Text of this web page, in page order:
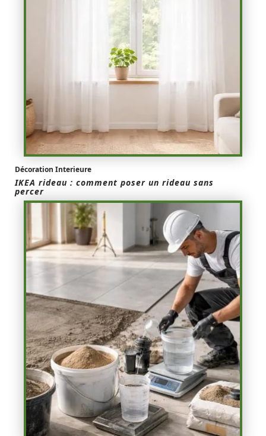
Décoration Interieure
IKEA rideau : comment poser un rideau sans
percer